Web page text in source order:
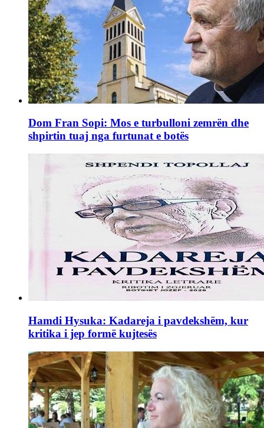
Dom Fran Sopi: Mos e turbulloni zemrën dhe
shpirtin tuaj nga furtunat e botës
Hamdi Hysuka: Kadareja i pavdekshëm, kur
kritika i jep formë kujtesës